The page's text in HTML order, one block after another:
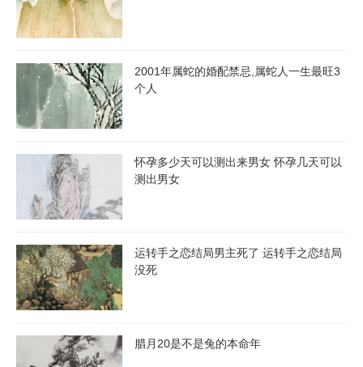
2023年生肖运势
属鼠2023年运势及运程 属牛2023年运势及运程
属虎2023年运势及运程
属龙2023年运势及运程 属蛇2023年运势及运程
属马2023年运势及运程
属狗2023年运势及运程
逐年分析2023年运势
2001年属蛇的婚配禁忌,属蛇人一生最旺3
个人
怀孕多少天可以测出来男女 怀孕几天可以
测出男女
运转手之恋结局男主死了 运转手之恋结局
没死
腊月20是不是兔的本命年